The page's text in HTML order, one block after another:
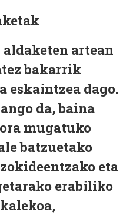
artean
bakarrik
eskaintzea dago.
da, baina
mugatuko
batzuetako
eta
erabiliko